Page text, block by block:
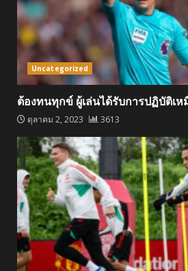
Uncategorized
ต้องทนทุกข์ ผู้เล่นได้รับการปฏิบัติเ
ตุลาคม 2, 2023 3613